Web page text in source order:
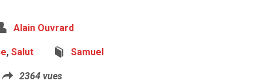
Alain Ouvrard
, Salut Samuel
2364 vues